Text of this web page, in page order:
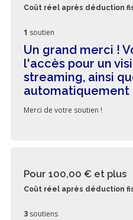
Coût réel après déduction
1 soutien
Un grand merci !
l'accès pour un
streaming, ainsi
automatiquement
Merci de votre soutien !
Pour 100,00 € et plus
Coût réel après déduction
3 soutiens